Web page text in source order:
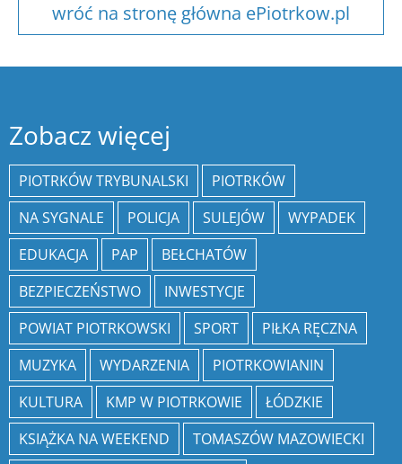
wróć na stronę główna ePiotrkow.pl
Zobacz więcej
PIOTRKÓW TRYBUNALSKI
PIOTRKÓW
NA SYGNALE
POLICJA SULEJÓW
WYPADEK
EDUKACJA
PAP
BEŁCHATÓW
BEZPIECZEŃSTWO
INWESTYCJE
POWIAT PIOTRKOWSKI
SPORT
PIŁKA RĘCZNA
MUZYKA
WYDARZENIA
PIOTRKOWIANIN
KULTURA
KMP W PIOTRKOWIE
ŁÓDZKIE
KSIĄŻKA NA WEEKEND
TOMASZÓW MAZOWIECKI